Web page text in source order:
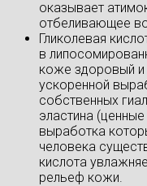
оказывает
отбеливающее
Гликолевая
в
коже здоровый и
ускоренной
собственных
эластина
выработка
человека
кислота
рельеф кожи.